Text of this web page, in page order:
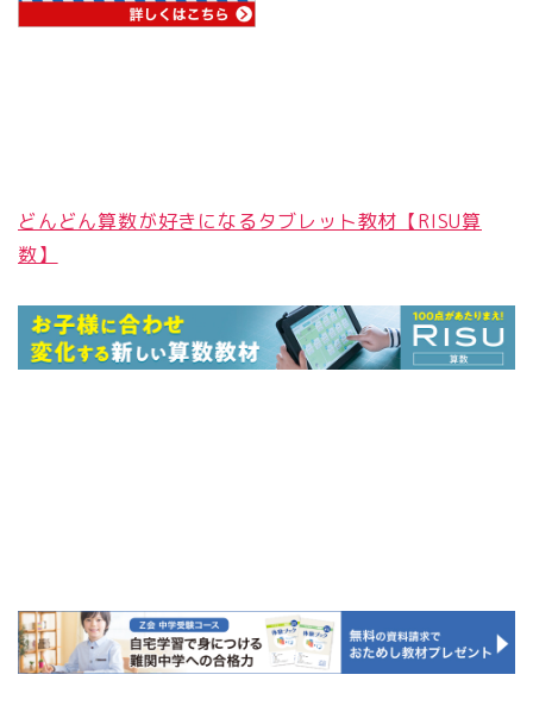
どんどん算数が好きになるタブレット教材【RISU算
数】